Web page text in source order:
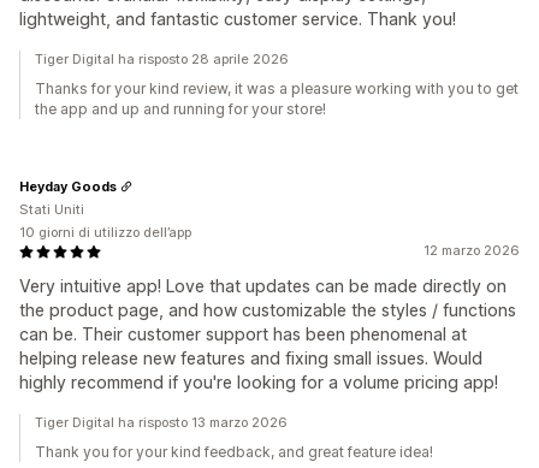
lightweight, and fantastic customer service. Thank you!
Tiger Digital ha risposto 28 aprile 2026
Thanks for your kind review, it was a pleasure working with you to get
the app and up and running for your store!
12 marzo 2026
Very intuitive app! Love that updates can be made directly on
the product page, and how customizable the styles / functions
can be. Their customer support has been phenomenal at
helping release new features and fixing small issues. Would
highly recommend if you're looking for a volume pricing app!
Heyday Goods
Stati Uniti
10 giorni di utilizzo dell’app
Tiger Digital ha risposto 13 marzo 2026
Thank you for your kind feedback, and great feature idea!